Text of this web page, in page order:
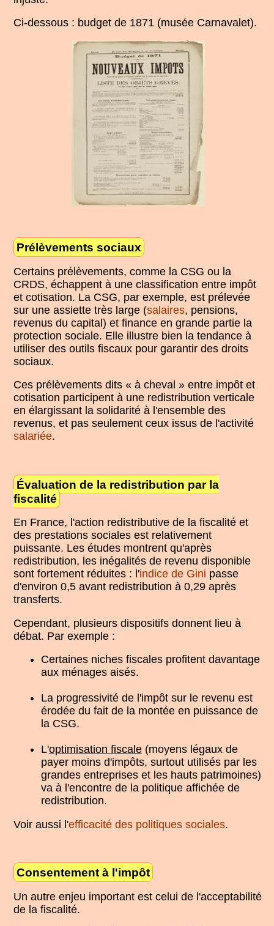
Ci-dessous : budget de 1871 (musée Carnavalet).
Prélèvements sociaux
Certains prélèvements, comme la CSG ou la
CRDS, échappent à une classification entre impôt
et cotisation. La CSG, par exemple, est prélevée
sur une assiette très large (salaires, pensions,
revenus du capital) et finance en grande partie la
protection sociale. Elle illustre bien la tendance à
utiliser des outils fiscaux pour garantir des droits
sociaux.
Ces prélèvements dits « à cheval » entre impôt et
cotisation participent à une redistribution verticale
en élargissant la solidarité à l'ensemble des
revenus, et pas seulement ceux issus de l'activité
salariée.
Évaluation de la redistribution par la
fiscalité
En France, l'action redistributive de la fiscalité et
des prestations sociales est relativement
puissante. Les études montrent qu'après
redistribution, les inégalités de revenu disponible
sont fortement réduites : l'indice de Gini passe
d'environ 0,5 avant redistribution à 0,29 après
transferts.
Cependant, plusieurs dispositifs donnent lieu à
débat. Par exemple :
Certaines niches fiscales profitent davantage
aux ménages aisés.
La progressivité de l'impôt sur le revenu est
érodée du fait de la montée en puissance de
la CSG.
L'optimisation fiscale(moyens légaux de
payer moins d'impôts, surtout utilisés par les
grandes entreprises et les hauts patrimoines)
va à l'encontre de la politique affichée de
redistribution.
Voir aussi l'efficacité des politiques sociales.
Consentement à l'impôt
Un autre enjeu important est celui de l'acceptabilité
de la fiscalité.